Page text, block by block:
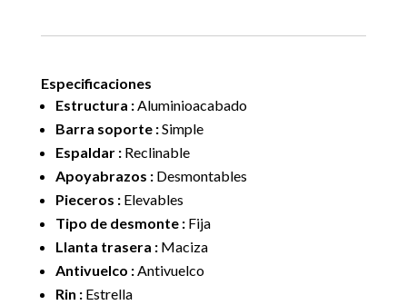
Especificaciones
Estructura :Aluminioacabado
Barra soporte :Simple
Espaldar :Reclinable
Apoyabrazos :Desmontables
Pieceros :Elevables
Tipo de desmonte :Fija
Llanta trasera :Maciza
Antivuelco :Antivuelco
Rin :Estrella